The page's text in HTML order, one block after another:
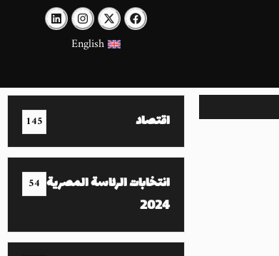
English
اقتصاد 145
انتخابات الرئاسة المصرية
2024
54